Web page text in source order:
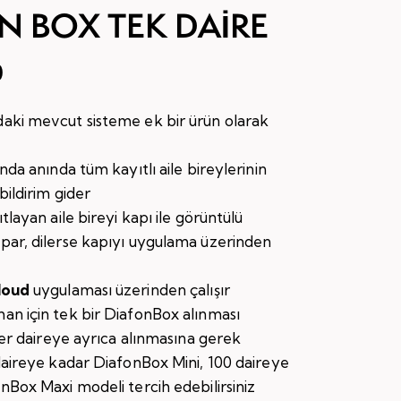
BOX TEK DAİRE
mevcut sisteme ek bir ürün olarak
anında tüm kayıtlı aile bireylerinin
gider
aile bireyi kapı ile görüntülü
dilerse kapıyı uygulama üzerinden
uygulaması üzerinden çalışır
için tek bir DiafonBox alınması
daireye ayrıca alınmasına gerek
kadar DiafonBox Mini, 100 daireye
Maxi modeli tercih edebilirsiniz